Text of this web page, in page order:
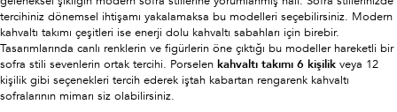
tercihiniz dönemsel ihtişamı yakalamaksa bu modelleri seçebilirsiniz. Modern
kahvaltı takımı çeşitleri ise enerji dolu kahvaltı sabahları için birebir.
Tasarımlarında canlı renklerin ve figürlerin öne çıktığı bu modeller hareketli bir
sofra stili sevenlerin ortak tercihi. Porselen kahvaltı takımı 6 kişilik veya 12
kişilik gibi seçenekleri tercih ederek iştah kabartan rengarenk kahvaltı
sofralarının mimarı siz olabilirsiniz.